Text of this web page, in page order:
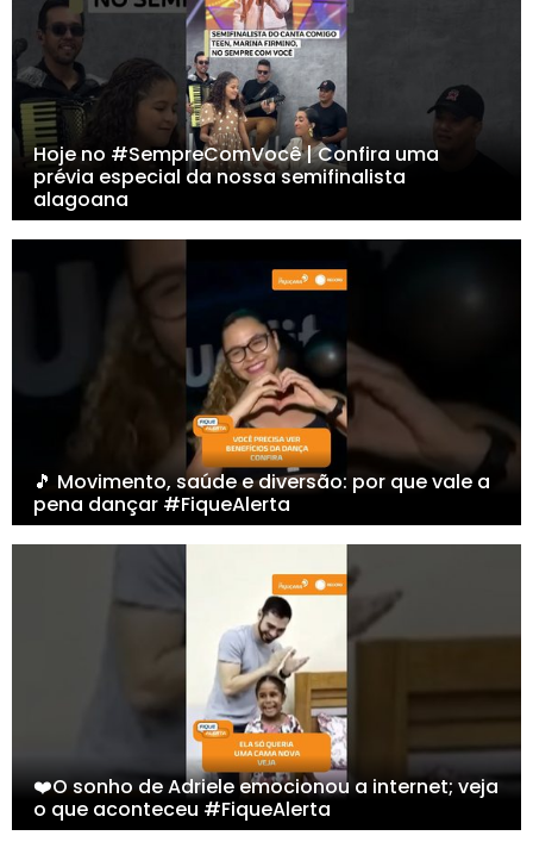
Hoje no #SempreComVocê | Confira uma
prévia especial da nossa semifinalista
alagoana
🎵 Movimento, saúde e diversão: por que vale a
pena dançar #FiqueAlerta
❤️O sonho de Adriele emocionou a internet; veja
o que aconteceu #FiqueAlerta